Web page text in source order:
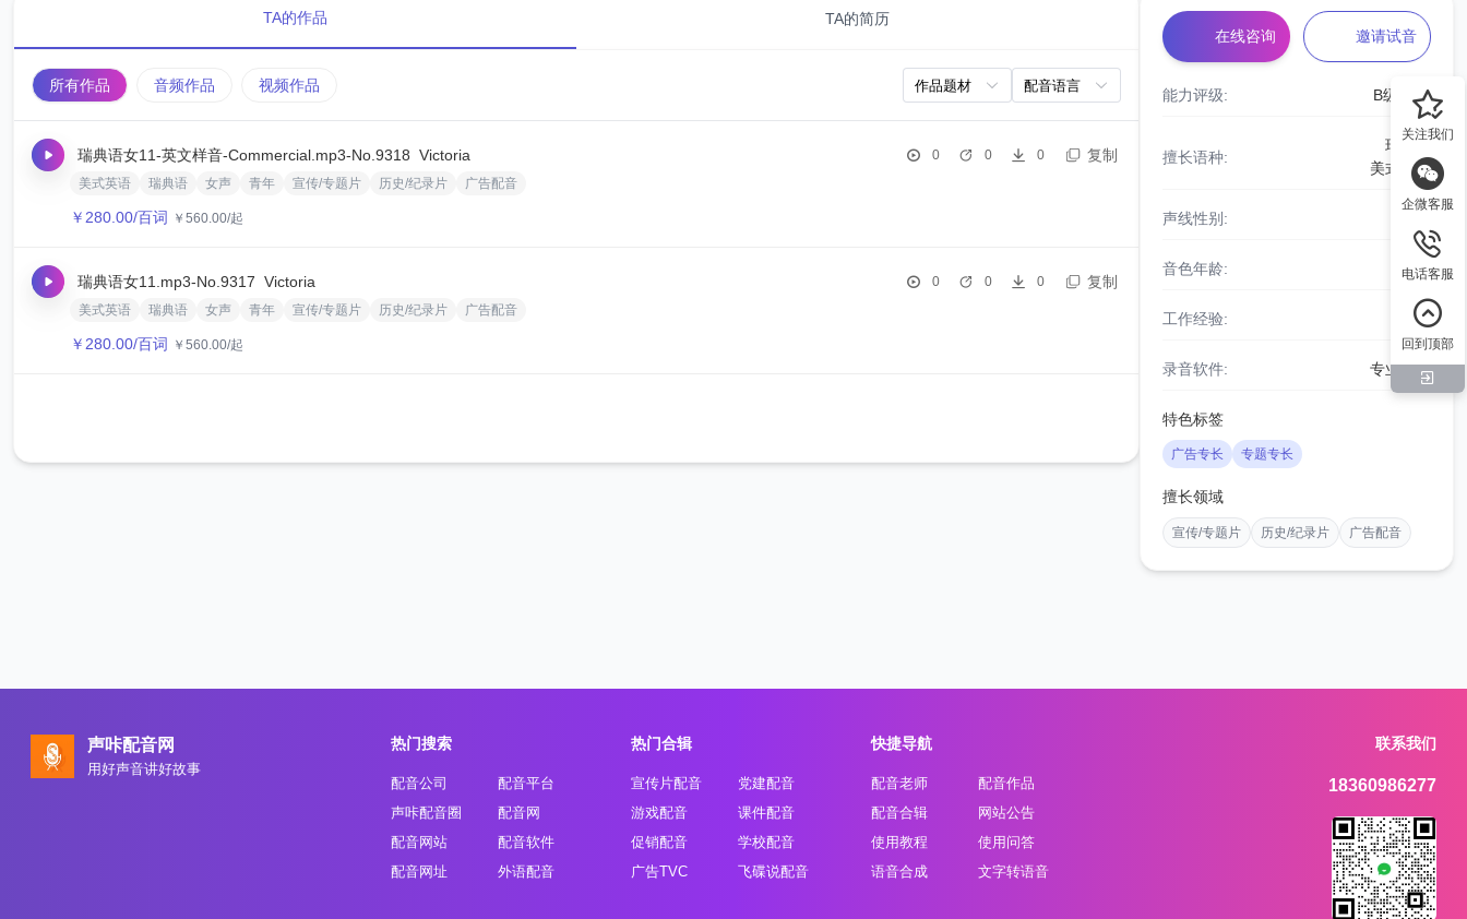
关注我们
企微客服
电话客服
回到顶部
TA的作品 TA的简历
所有作品 音频作品 视频作品
瑞典语女11-英文样音-Commercial.mp3-No.9318 Victoria 0 0 0 复制
美式英语 瑞典语 女声 青年 宣传/专题片 历史/纪录片 广告配音
￥ 280.00/百词 ￥ 560.00/起
瑞典语女11.mp3-No.9317 Victoria 0 0 0 复制
美式英语 瑞典语 女声 青年 宣传/专题片 历史/纪录片 广告配音
￥ 280.00/百词 ￥ 560.00/起
在线咨询 邀请试音
能力评级: B级
擅长语种:
瑞典语
美式英语
声线性别:
音色年龄: 青年
工作经验: 8年
录音软件: 专业设备
特色标签
广告专长 专题专长
擅长领域
宣传/专题片 历史/纪录片 广告配音
声咔配音网
用好声音讲好故事
热门搜索
配音公司
配音平台
声咔配音圈
配音网
配音网站
配音软件
配音网址
外语配音
热门合辑
宣传片配音
党建配音
游戏配音
课件配音
促销配音
学校配音
广告TVC
飞碟说配音
快捷导航
配音老师
配音作品
配音合辑
网站公告
使用教程
使用问答
语音合成
文字转语音
联系我们
18360986277